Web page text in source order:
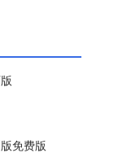
免费版